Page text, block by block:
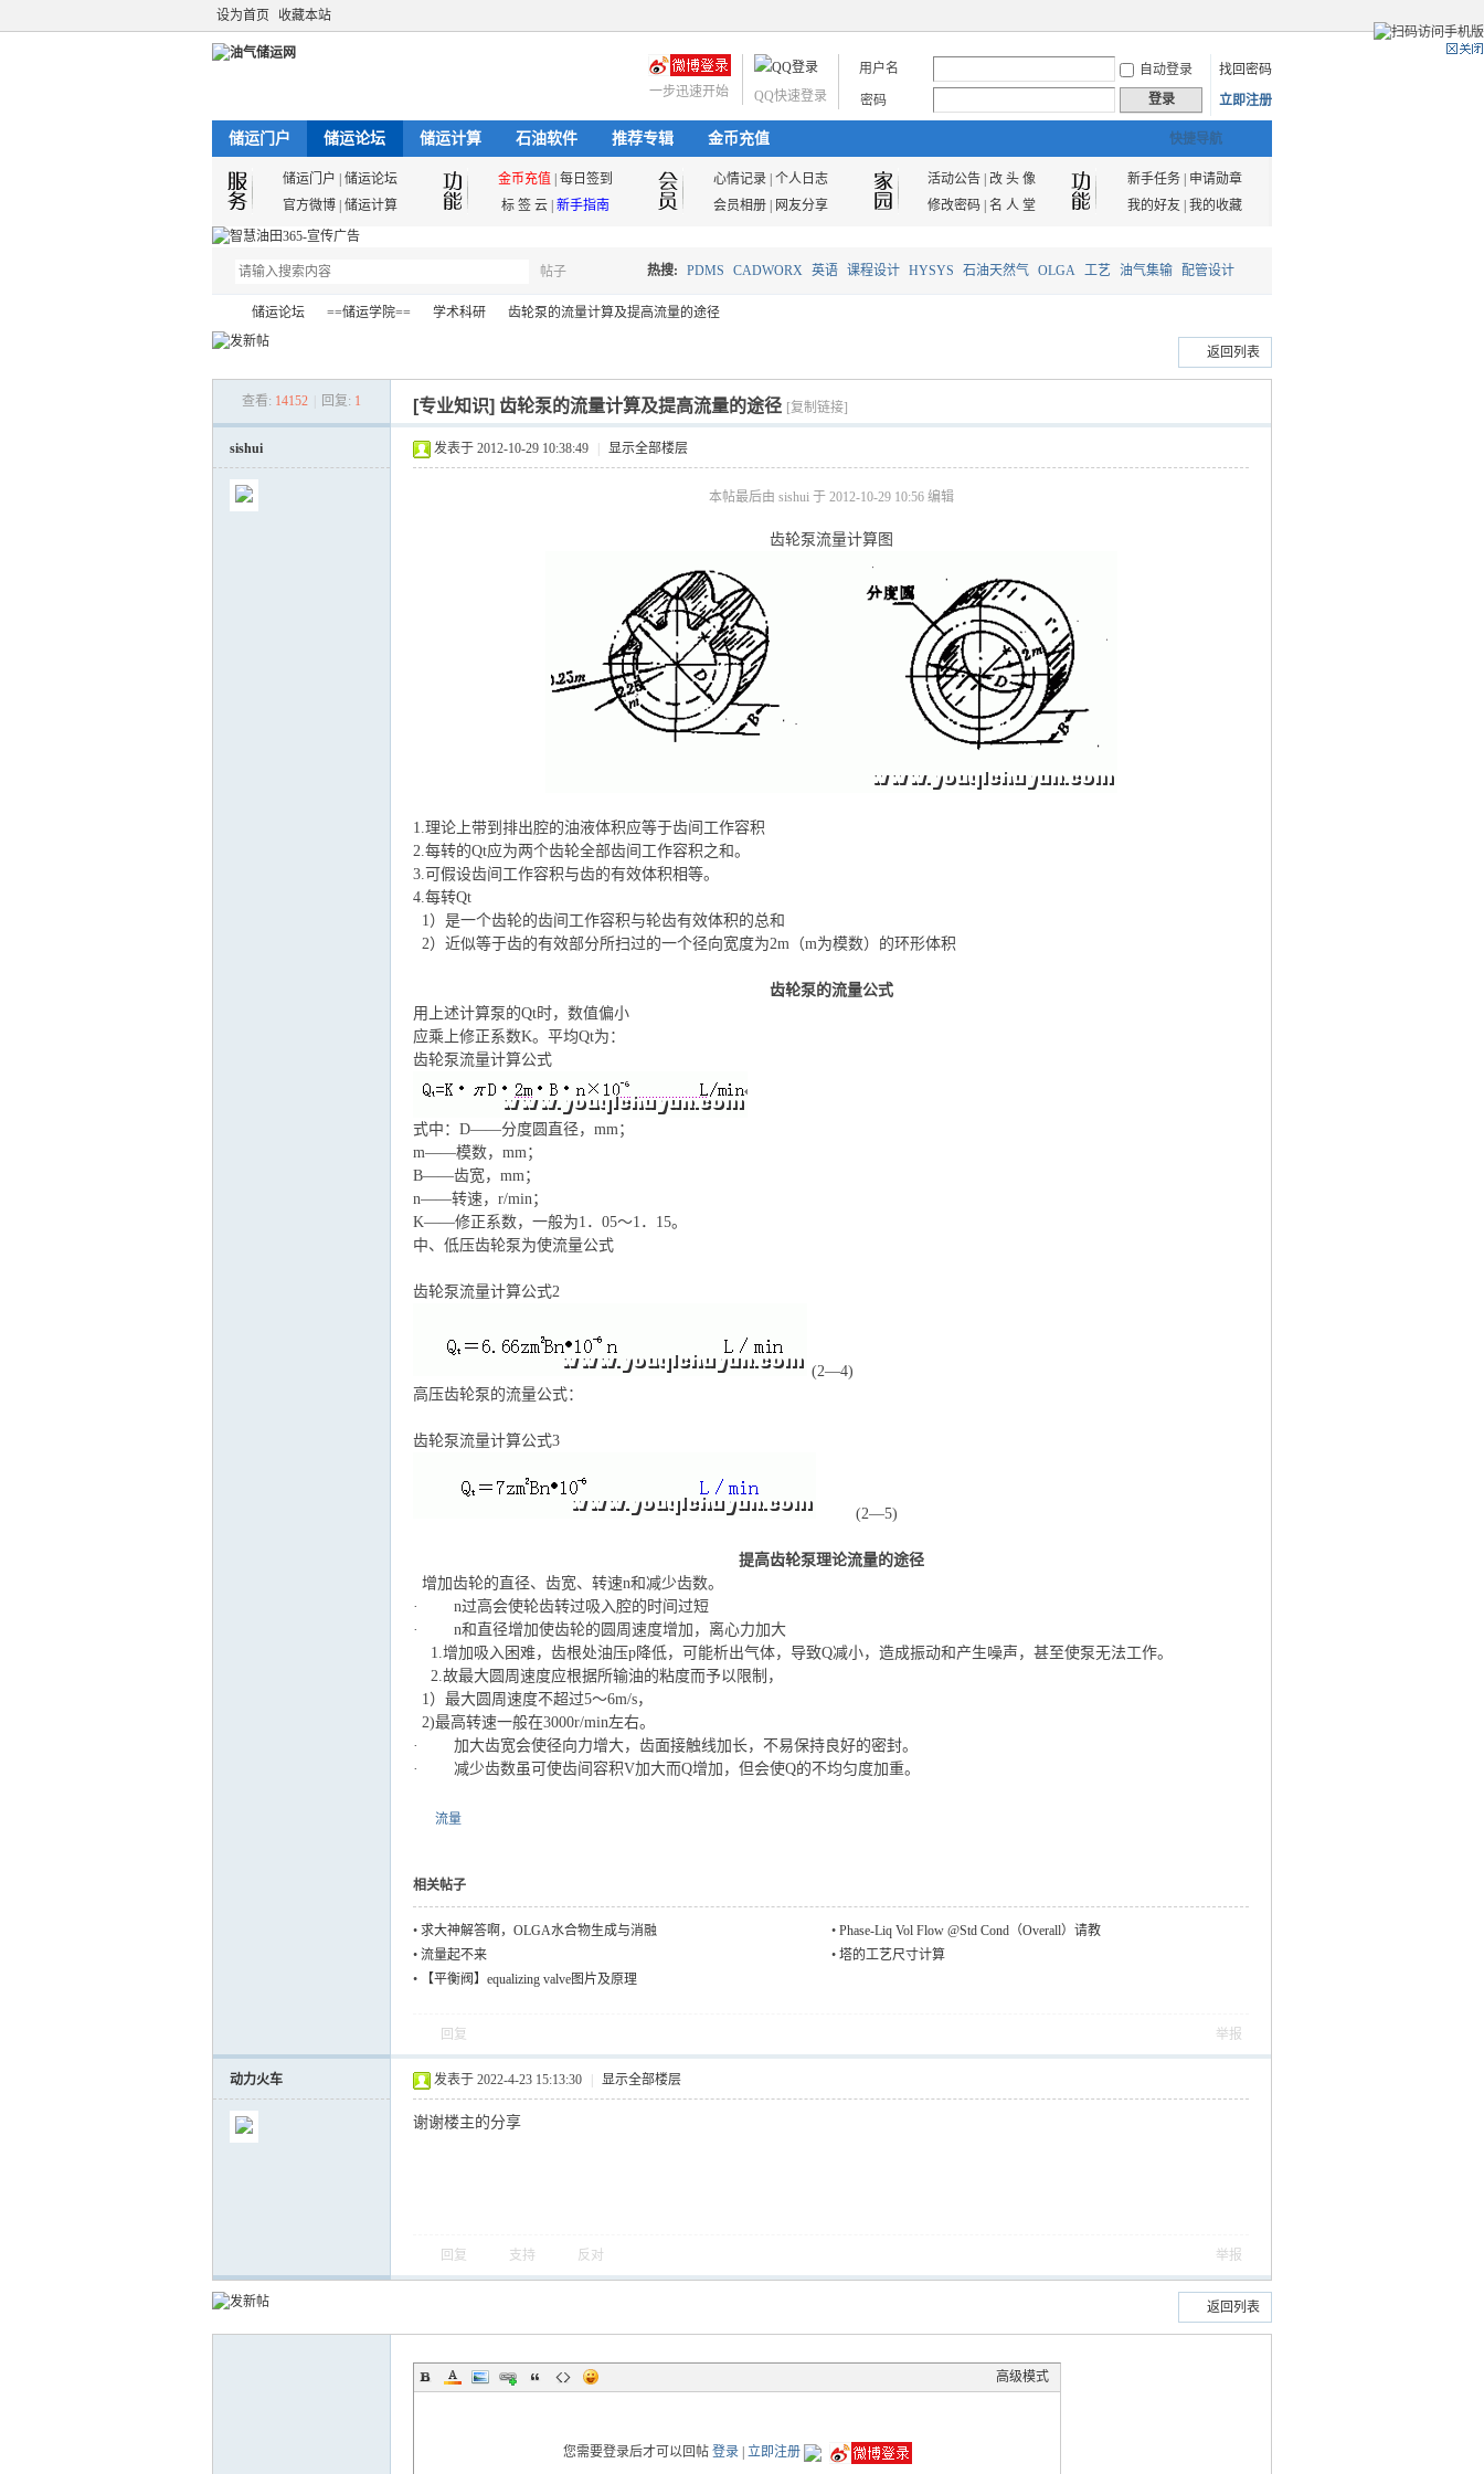
设为首页 收藏本站
用户名 自动登录
找回密码
密码
登录 立即注册
QQ快速登录
一步迅速开始
快捷导航
储运门户 储运论坛 储运计算 石油软件 推荐专辑 金币充值
储运门户 储运论坛 金币充值 每日签到 心情记录 个人日志 活动公告| 改 头 像 新手任务|
申请勋章
官方微博 储运计算 标 签 云 新手指南 会员相册 网友分享 修改密码| 名 人 堂 我的好友| 我的收藏
帖子
搜
索
热搜: PDMS CADWORX 英语 课程设计 HYSYS 石油天然气 OLGA 工艺 油气集输 配管设计
油气储运
储运论坛
›
==储运学院== 学术科研
›
齿轮泵的流量计算及提高流量的途径
返回列表
查看: 14152 回复: 1 [专业知识] 齿轮泵的流量计算及提高流量的途径 [复制链接]
sishui 发表于 2012-10-29 10:38:49 显示全部楼层
本帖最后由 sishui 于 2012-10-29 10:56 编辑
齿轮泵流量计算图
1.理论上带到排出腔的油液体积应等于齿间工作容积
2.每转的Qt应为两个齿轮全部齿间工作容积之和。
3.可假设齿间工作容积与齿的有效体积相等。
4.每转Qt
1）是一个齿轮的齿间工作容积与轮齿有效体积的总和
2）近似等于齿的有效部分所扫过的一个径向宽度为2m（m为模数）的环形体积
齿轮泵的流量公式
用上述计算泵的Qt时，数值偏小
应乘上修正系数K。平均Qt为：
齿轮泵流量计算公式
式中：D——分度圆直径，mm；
m——模数，mm；
B——齿宽，mm；
n——转速，r/min；
K——修正系数，一般为1．05～1．15。
中、低压齿轮泵为使流量公式
齿轮泵流量计算公式2
(2—4)
高压齿轮泵的流量公式：
齿轮泵流量计算公式3
(2—5)
提高齿轮泵理论流量的途径
增加齿轮的直径、齿宽、转速n和减少齿数。
· n过高会使轮齿转过吸入腔的时间过短
· n和直径增加使齿轮的圆周速度增加，离心力加大
1.增加吸入困难，齿根处油压p降低，可能析出气体，导致Q减小，造成振动和产生噪声，甚至使泵无法工作。
2.故最大圆周速度应根据所输油的粘度而予以限制，
1）最大圆周速度不超过5～6m/s，
2)最高转速一般在3000r/min左右。
· 加大齿宽会使径向力增大，齿面接触线加长，不易保持良好的密封。
· 减少齿数虽可使齿间容积V加大而Q增加，但会使Q的不均匀度加重。
流量
相关帖子
• 求大神解答啊，OLGA水合物生成与消融 • Phase-Liq Vol Flow @Std Cond（Overall）请教
• 流量起不来 • 塔的工艺尺寸计算
•
【平衡阀】equalizing valve图片及原理
回复 举报
动力火车 发表于 2022-4-23 15:13:30 显示全部楼层
谢谢楼主的分享
回复 支持 反对 举报
返回列表
高级模式
您需要登录后才可以回帖 登录| 立即注册